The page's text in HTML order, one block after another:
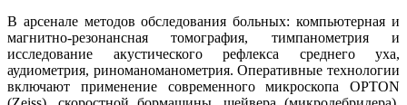
В арсенале методов обследования больных: компьютерная и
магнитно-резонансная томография, тимпанометрия и
исследование акустического рефлекса среднего уха,
аудиометрия, риноманоманометрия. Оперативные технологии
включают применение современного микроскопа OPTON